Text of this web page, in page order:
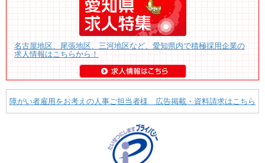
名古屋地区、尾張地区、三河地区など、愛知県内で積極採用企業の
求人情報はこちらから！
障がい者雇用をお考えの人事ご担当者様 広告掲載・資料請求はこちら